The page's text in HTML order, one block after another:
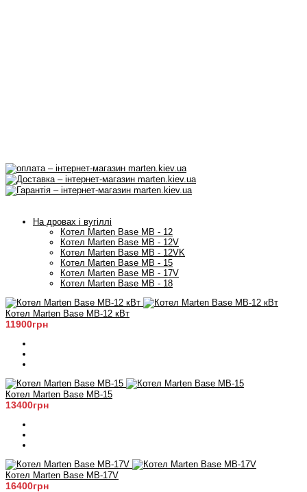
На дровах і вугіллі
Котел Marten Base MB - 12
Котел Marten Base MB - 12V
Котел Marten Base MB - 12VK
Котел Marten Base MB - 15
Котел Marten Base MB - 17V
Котел Marten Base MB - 18
Котел Marten Base MB-12 кВт
11900грн
Котел Marten Base MB-15
13400грн
Котел Marten Base MB-17V
16400грн